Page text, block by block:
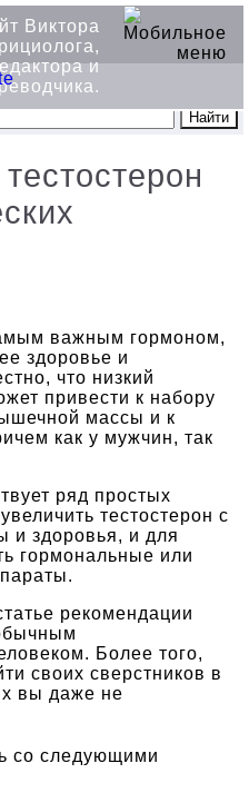
важным гормоном,
здоровье и
что низкий
привести к набору
массы и к
как у мужчин, так
ряд простых
тестостерон с
и здоровья, и для
гормональные или
рекомендации
Более того,
своих сверстников в
вы даже не
со следующими